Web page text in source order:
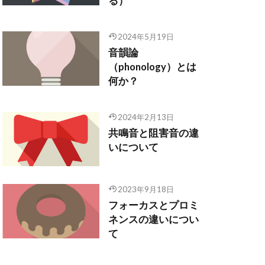
2024年5月19日
音韻論
（phonology）とは
何か？
2024年2月13日
共鳴音と阻害音の違
いについて
2023年9月18日
フォーカスとプロミ
ネンスの違いについ
て